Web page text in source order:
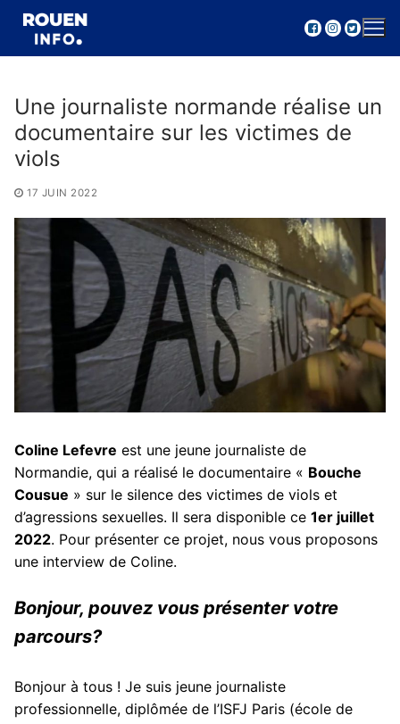
Aller
contenu
Une journaliste normande réalise un
documentaire sur les victimes de
viols
17 JUIN 2022
Coline Lefevre est une jeune journaliste de
Normandie, qui a réalisé le documentaire « Bouche
Cousue » sur le silence des victimes de viols et
d’agressions sexuelles. Il sera disponible ce 1er juillet
2022. Pour présenter ce projet, nous vous proposons
une interview de Coline.
Bonjour, pouvez vous présenter votre
parcours?
Bonjour à tous ! Je suis jeune journaliste
professionnelle, diplômée de l’ISFJ Paris (école de